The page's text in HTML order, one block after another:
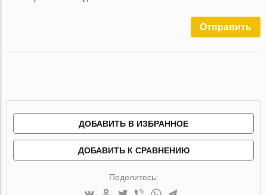
Отправить
ДОБАВИТЬ В ИЗБРАННОЕ
ДОБАВИТЬ К СРАВНЕНИЮ
Поделитесь: